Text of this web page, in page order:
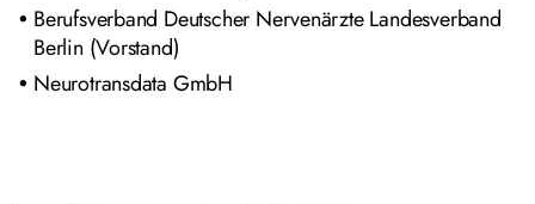
Berufsverband Deutscher Nervenärzte Landesverband
Berlin (Vorstand)
Neurotransdata GmbH